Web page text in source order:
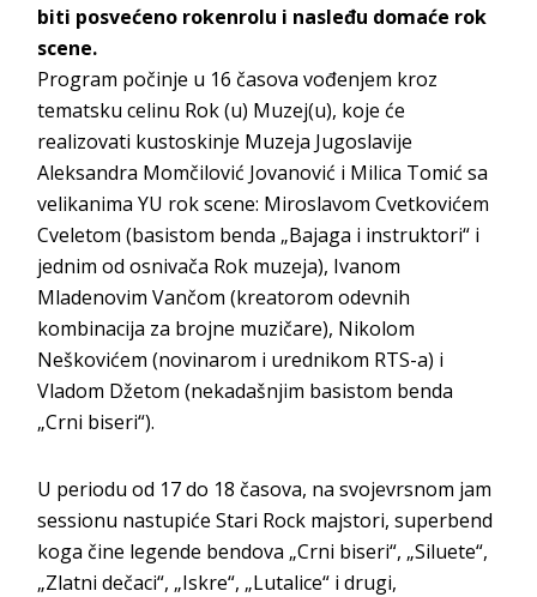
biti posvećeno rokenrolu i nasleđu domaće rok
scene.
Program počinje u 16 časova vođenjem kroz
tematsku celinu Rok (u) Muzej(u), koje će
realizovati kustoskinje Muzeja Jugoslavije
Aleksandra Momčilović Jovanović i Milica Tomić sa
velikanima YU rok scene: Miroslavom Cvetkovićem
Cveletom (basistom benda „Bajaga i instruktori“ i
jednim od osnivača Rok muzeja), Ivanom
Mladenovim Vančom (kreatorom odevnih
kombinacija za brojne muzičare), Nikolom
Neškovićem (novinarom i urednikom RTS-a) i
Vladom Džetom (nekadašnjim basistom benda
„Crni biseri“).
U periodu od 17 do 18 časova, na svojevrsnom jam
sessionu nastupiće Stari Rock majstori, superbend
koga čine legende bendova „Crni biseri“, „Siluete“,
„Zlatni dečaci“, „Iskre“, „Lutalice“ i drugi,